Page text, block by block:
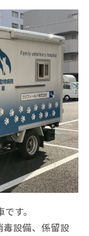
す。
設備、係留設